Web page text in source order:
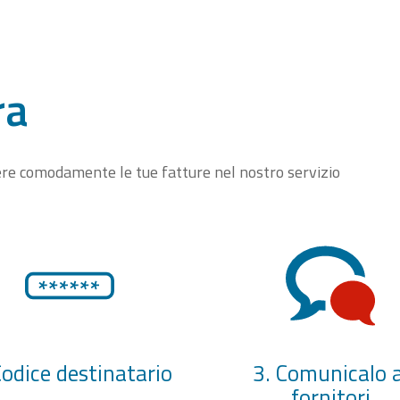
comodamente le tue fatture nel nostro servizio
destinatario 3. Comunicalo